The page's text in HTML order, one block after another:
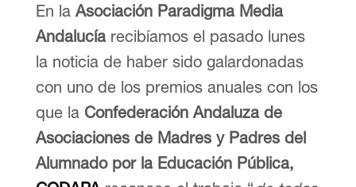
En la Asociación Paradigma Media
Andalucíarecibíamos el pasado lunes
la noticia de haber sido galardonadas
con uno de los premios anuales con los
que la Confederación Andaluza de
Asociaciones de Madres y Padres del
Alumnado por la Educación Pública,